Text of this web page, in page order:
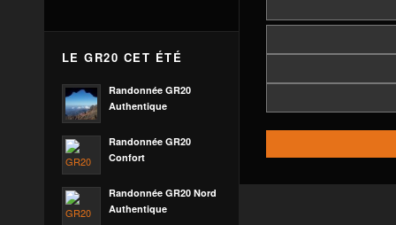
LE GR20 CET ÉTÉ
Randonnée GR20
Authentique
Randonnée GR20
Confort
Randonnée GR20 Nord
Authentique